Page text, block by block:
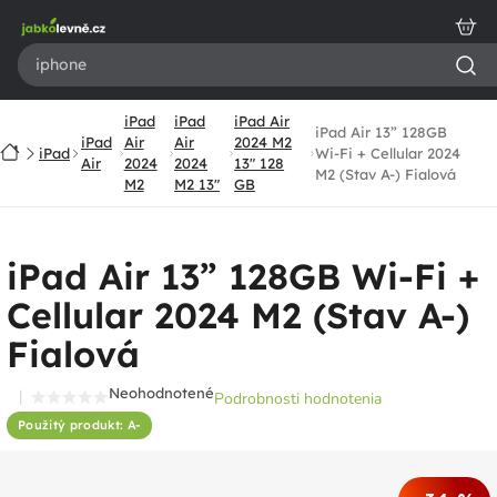
obsah
Domov
iPad
iPad
Air
iPad
Air
2024
M2
iPad
Air
2024
M2 13"
iPad Air
2024 M2
13" 128
GB
iPad Air 13” 128GB
Wi-Fi + Cellular 2024
M2 (Stav A-) Fialová
iPad Air 13” 128GB Wi-Fi +
Cellular 2024 M2 (Stav A-)
Fialová
Použitý produkt: A-
Priemerné
hodnotenie
NeohodnotenéPodrobnosti hodnotenia